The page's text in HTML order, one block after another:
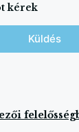
kérek
Küldés